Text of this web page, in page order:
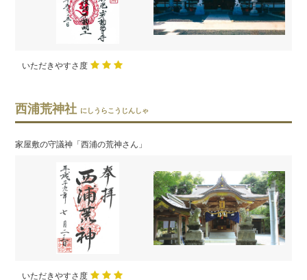
いただきやすさ度
西浦荒神社 にしうらこうじんしゃ
家屋敷の守議神「西浦の荒神さん」
いただきやすさ度